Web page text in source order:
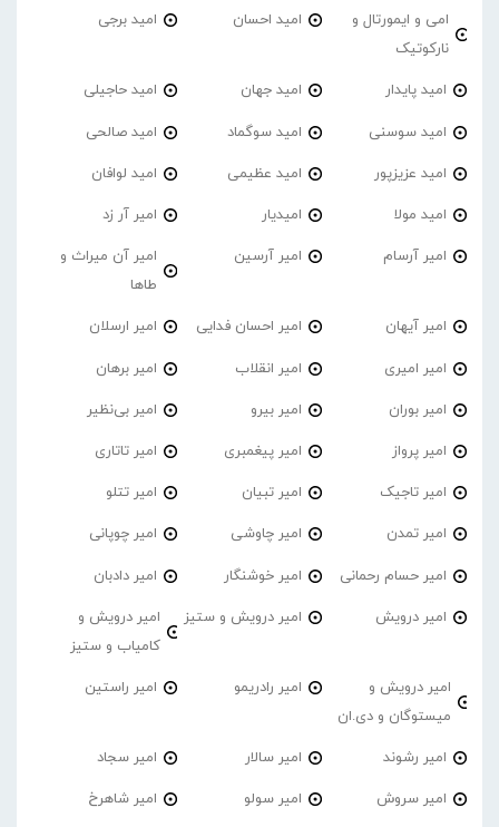
امی و ایمورتال و
نارکوتیک
امید احسان امید برجی
امید پایدار امید جهان امید حاجیلی
امید سوسنی امید سوگماد امید صالحی
امید عزیزپور امید عظیمی امید لوافان
امید مولا امیدیار امیر آر زد
امیر آرسام امیر آرسین
امیر آن میراث و
طاها
امیر آیهان امیر احسان فدایی امیر ارسلان
امیر امیری امیر انقلاب امیر برهان
امیر‌ بوران امیر بیرو امیر بی‌نظیر
امیر پرواز امیر پیغمبری امیر تاتاری
امیر تاجیک امیر تبیان امیر تتلو
امیر تمدن امیر چاوشی امیر چوپانی
امیر حسام رحمانی امیر خوشنگار امیر دادبان
امیر درویش امیر درویش و ستیز
امیر درویش و
کامیاب و ستیز
امیر درویش و
میستوگان و دی.ان
امیر رادریمو امیر راستین
امیر رشوند امیر سالار امیر سجاد
امیر سروش امیر سولو امیر شاهرخ